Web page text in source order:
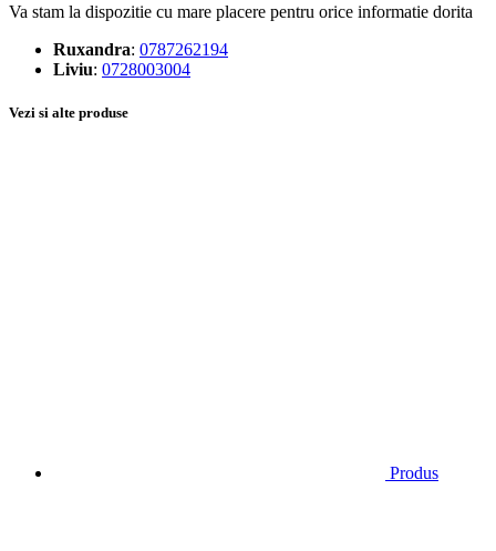
Va stam la dispozitie cu mare placere pentru orice informatie dorita
Ruxandra: 0787262194
Liviu: 0728003004
Vezi si alte produse
Produs